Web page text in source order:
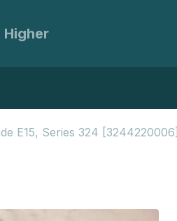
Higher
E15, Series 324 [3244220006]